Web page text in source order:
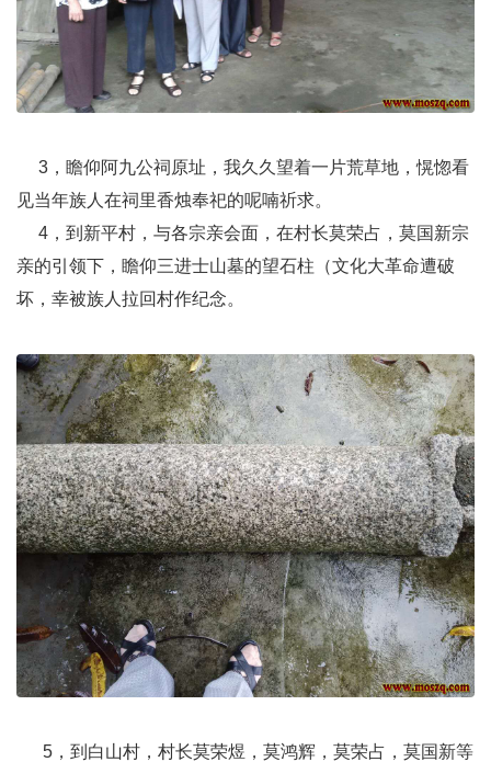
3，瞻仰阿九公祠原址，我久久望着一片荒草地，愰惚看
见当年族人在祠里香烛奉祀的呢喃祈求。
4 ，到新平村，与各宗亲会面，在村长莫荣占，莫国新宗
亲的引领下，瞻仰三进士山墓的望石柱（文化大革命遭破
坏，幸被族人拉回村作纪念。
5，到白山村，村长莫荣煜，莫鸿辉，莫荣占，莫国新等